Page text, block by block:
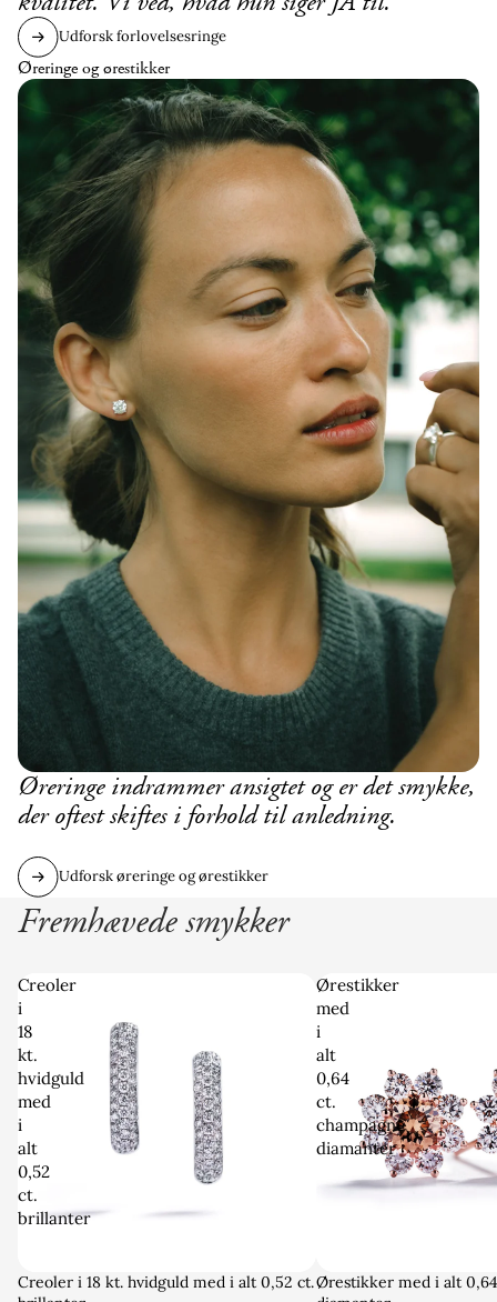
Udforsk forlovelsesringe
Øreringe og ørestikker
Øreringe indrammer ansigtet og er det smykke,
der oftest skiftes i forhold til anledning.
Udforsk øreringe og ørestikker
Fremhævede smykker
Creoler
i
18
kt.
hvidguld
med
i
alt
0,52
ct.
brillanter
Creoler i 18 kt. hvidguld med i alt 0,52 ct.
Ørestikker
med
i
alt
0,64
ct.
champagne
diamanter
Ørestikker med i alt